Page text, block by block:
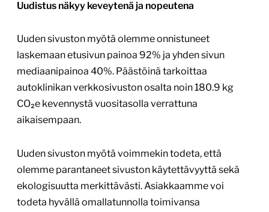
Uudistus näkyy keveytenä ja nopeutena
Uuden sivuston myötä olemme onnistuneet
laskemaan etusivun painoa 92% ja yhden sivun
mediaanipainoa 40%. Päästöinä tarkoittaa
autoklinikan verkkosivuston osalta noin 180.9 kg
CO₂e kevennystä vuositasolla verrattuna
aikaisempaan.
Uuden sivuston myötä voimmekin todeta, että
olemme parantaneet sivuston käytettävyyttä sekä
ekologisuutta merkittävästi. Asiakkaamme voi
todeta hyvällä omallatunnolla toimivansa